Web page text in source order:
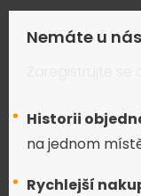
Nemáte u
Historii
na jednom
Rychlejší